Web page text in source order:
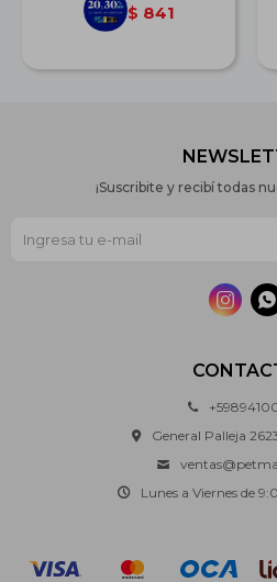
$ 841
General Palleja
Lunes a Viernes de
¡Suscribite y recibí todas
 